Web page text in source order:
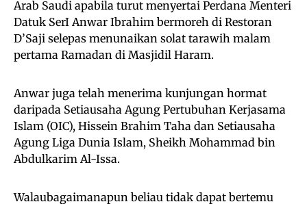
Arab Saudi apabila turut menyertai Perdana Menteri
Datuk SerI Anwar Ibrahim bermoreh di Restoran
D’Saji selepas menunaikan solat tarawih malam
pertama Ramadan di Masjidil Haram.
Anwar juga telah menerima kunjungan hormat
daripada Setiausaha Agung Pertubuhan Kerjasama
Islam (OIC), Hissein Brahim Taha dan Setiausaha
Agung Liga Dunia Islam, Sheikh Mohammad bin
Abdulkarim Al-Issa.
Walaubagaimanapun beliau tidak dapat bertemu